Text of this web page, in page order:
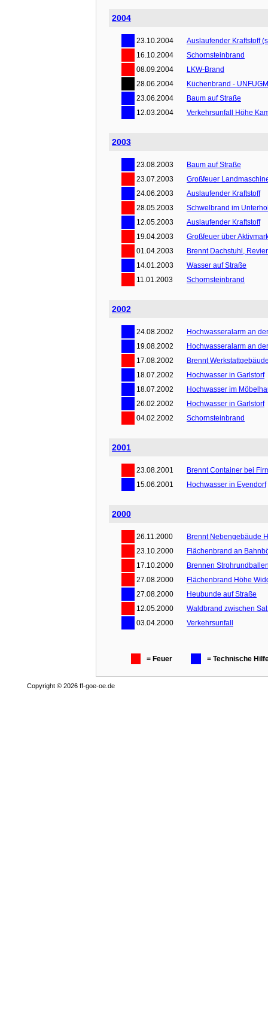
2004
23.10.2004
Auslaufender Kraftstoff
16.10.2004
Schornsteinbrand
08.09.2004
LKW-Brand
28.06.2004
Küchenbrand -
23.06.2004
Baum auf Straße
12.03.2004
Verkehrsunfall Höhe
2003
23.08.2003
Baum auf Straße
23.07.2003
Großfeuer
24.06.2003
Auslaufender Kraftstoff
28.05.2003
Schwelbrand im
12.05.2003
Auslaufender Kraftstoff
19.04.2003
Großfeuer über
01.04.2003
Brennt Dachstuhl,
14.01.2003
Wasser auf Straße
11.01.2003
Schornsteinbrand
2002
24.08.2002
Hochwasseralarm an
19.08.2002
Hochwasseralarm an
17.08.2002
Brennt
18.07.2002
Hochwasser in Garlstorf
18.07.2002
Hochwasser im
26.02.2002
Hochwasser in Garlstorf
04.02.2002
Schornsteinbrand
2001
23.08.2001
Brennt Container bei
15.06.2001
Hochwasser in Eyendorf
2000
26.11.2000
Brennt Nebengebäude
23.10.2000
Flächenbrand an
17.10.2000
Brennen
27.08.2000
Flächenbrand Höhe
27.08.2000
Heubunde auf Straße
12.05.2000
Waldbrand zwischen
03.04.2000
Verkehrsunfall
= Feuer = Technische
Copyright © 2026 ff-goe-oe.de